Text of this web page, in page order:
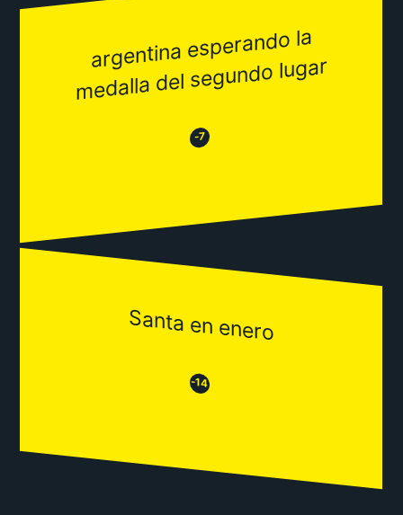
argentina esperando la
medalla del segundo lugar
😒 -7 😂
Santa en enero
😒-14😂